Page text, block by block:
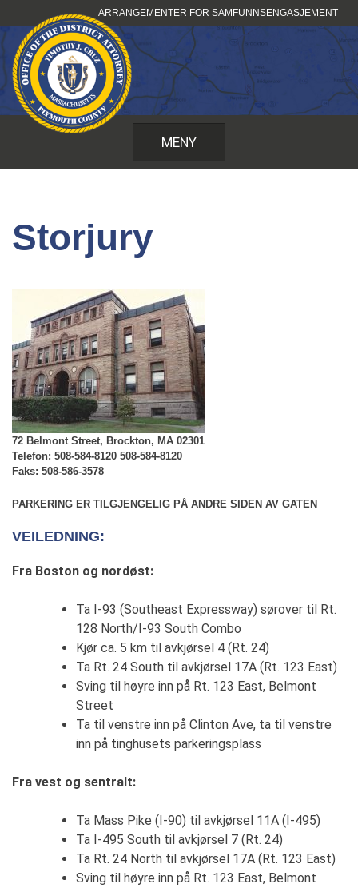
til
innhold
ARRANGEMENTER FOR SAMFUNNSENGASJEMENT
MENY
Storjury
72 Belmont Street, Brockton, MA 02301
Telefon: 508-584-8120 508-584-8120
Faks: 508-586-3578
PARKERING ER TILGJENGELIG PÅ ANDRE SIDEN AV GATEN
VEILEDNING:
Fra Boston og nordøst:
Ta I-93 (Southeast Expressway) sørover til Rt.
128 North/I-93 South Combo
Kjør ca. 5 km til avkjørsel 4 (Rt. 24)
Ta Rt. 24 South til avkjørsel 17A (Rt. 123 East)
Sving til høyre inn på Rt. 123 East, Belmont
Street
Ta til venstre inn på Clinton Ave, ta til venstre
inn på tinghusets parkeringsplass
Fra vest og sentralt:
Ta Mass Pike (I-90) til avkjørsel 11A (I-495)
Ta I-495 South til avkjørsel 7 (Rt. 24)
Ta Rt. 24 North til avkjørsel 17A (Rt. 123 East)
Sving til høyre inn på Rt. 123 East, Belmont